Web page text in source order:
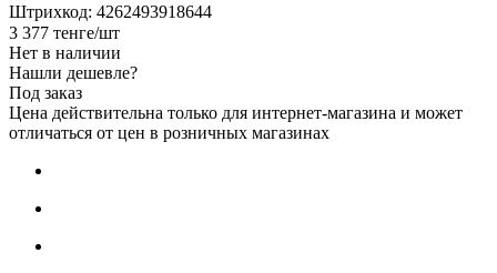
Штрихкод: 4262493918644
3 377 тенге/шт
Нет в наличии
Нашли дешевле?
Под заказ
Цена действительна только для интернет-магазина и может
отличаться от цен в розничных магазинах